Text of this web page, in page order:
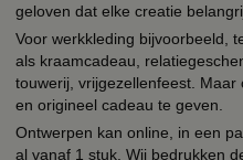
geloven dat elke creatie
Voor werkkleding bijvoorbeeld,
als kraamcadeau,
touwerij, vrijgezellenfeest.
en origineel cadeau te geven.
Ontwerpen kan online, in een
al vanaf 1 stuk. Wij bedrukken